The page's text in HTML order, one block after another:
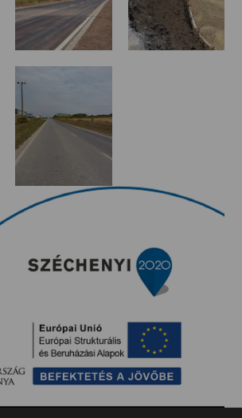
szolgáló jelenlegi Búzavirág út
mely szintén a TOP 6.1.5
valósult meg, és egy új,
funkcionáló területen keresztül
Üveggyári út folytatásának
meg.Az Önkormányzat fontos
dinamikusan fejlődő Parkhoz
Tatabánya közigazgatási
területek feltárása, fejlesztése
kiépült infrastruktúra hozzájárul
új gyárakba irányuló forgalom
kiszolgálásához, mind az ipari
mintegy 30 cég és közel 10 000
közlekedési feltételeinek
Az Üveggyári út a Tatabánya-Környe
irányából egyetlen bevezető
forgalmát osztja meg
út mintegy 1358 m hosszan vezet
kikötése a 8135-ös számú
vezet, melyen a csomópont
kanyarodó sávos csomópont